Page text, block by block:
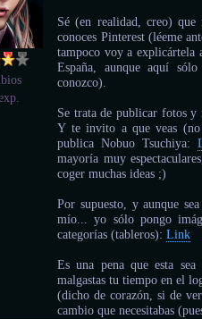
Sé (en realidad, creo)
conoces Pinterest (léeme
tampoco voy a explicártela
España, aunque aquí
conozco).
Se trata de publicar fotos y
Y te invito a que veas (no
publica Nobuo Tsuchiya:
mayoría muy
coger muchas ideas ;)
Por supuesto, y aunque
mío... yo sólo pongo
categorías (tableros):Link
Es una pena que esta
malgastas tu tiempo en el
(dicho de corazón, si de
cambio que necesitabas